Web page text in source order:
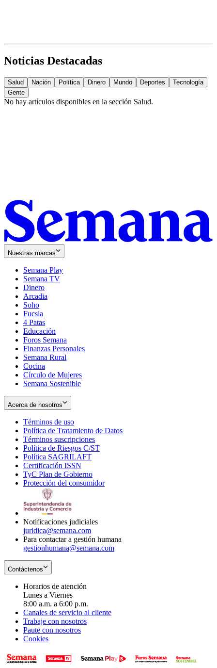
Noticias Destacadas
Salud Nación Política Dinero Mundo Deportes
Tecnología
Gente
No hay artículos disponibles en la sección Salud.
Nuestras marcas
Semana Play
Semana TV
Dinero
Arcadia
Soho
in
new
window
Fucsia
in
new
window
4 Patas
Educación
Foros Semana
Finanzas Personales
Semana Rural
Cocina
Círculo de Mujeres
Semana Sostenible
Acerca de nosotros
Términos de uso
in
new
window
Política de Tratamiento de Datos
Términos suscripciones
in
Política de Riesgos C/ST
Política SAGRILAFT
new
window
Certificación ISSN
in
new
TyC Plan de Gobierno
in
Protección del consumidorOpens
Notificaciones judiciales
juridica@semana.com
Para contactar a gestión humana
gestionhumana@semana.com
Contáctenos
Horarios de atención
Lunes a Viernes
8:00 a.m. a 6:00 p.m.
Canales de servicio al cliente
Trabaje con nosotros
Paute con nosotros
Cookies